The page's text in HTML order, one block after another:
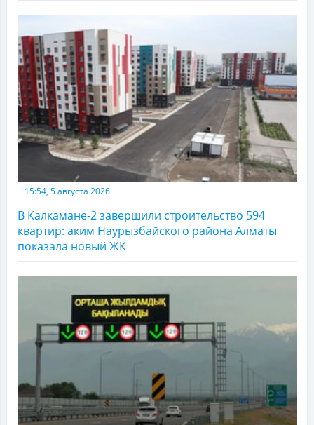
15:54, 5 августа 2026
В Калкамане-2 завершили строительство 594
квартир: аким Наурызбайского района Алматы
показала новый ЖК